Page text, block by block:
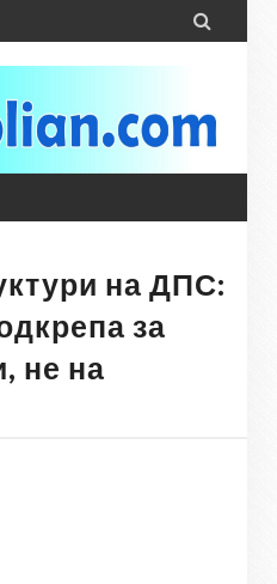

на ДПС:
за
не на